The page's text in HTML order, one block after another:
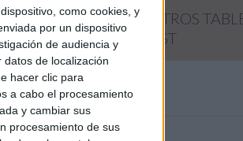
como cookies, y
por un dispositivo
de audiencia y
de localización
hacer clic para
a cabo el procesamiento
y cambiar sus
procesamiento de sus
SIGUE NUESTROS
EN PINTEREST